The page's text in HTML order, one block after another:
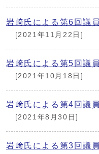
岩﨑氏による第6回議
[2021年11月22日]
岩﨑氏による第5回議
[2021年10月18日]
岩﨑氏による第4回議
[2021年8月30日]
岩﨑氏による第3回議